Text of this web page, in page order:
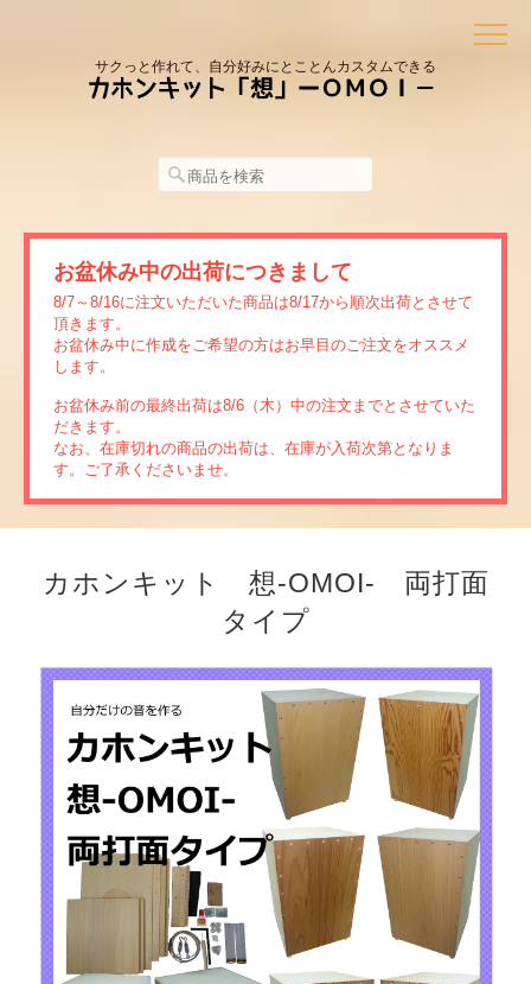
サクっと作れて、自分好みにとことんカスタムできる
お盆休み中の出荷につきまして
8/7～8/16に注文いただいた商品は8/17から順次出荷とさせて
頂きます。
お盆休み中に作成をご希望の方はお早目のご注文をオススメ
します。
お盆休み前の最終出荷は8/6（木）中の注文までとさせていた
だきます。
なお、在庫切れの商品の出荷は、在庫が入荷次第となりま
す。ご了承くださいませ。
カホンキット 想-OMOI- 両打面
タイプ